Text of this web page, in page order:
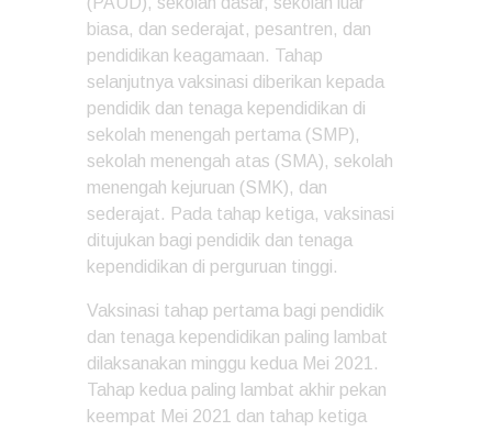
biasa, dan sederajat, pesantren, dan
pendidikan keagamaan. Tahap
selanjutnya vaksinasi diberikan kepada
pendidik dan tenaga kependidikan di
sekolah menengah pertama (SMP),
sekolah menengah atas (SMA), sekolah
menengah kejuruan (SMK), dan
sederajat. Pada tahap ketiga, vaksinasi
ditujukan bagi pendidik dan tenaga
kependidikan di perguruan tinggi.
Vaksinasi tahap pertama bagi pendidik
dan tenaga kependidikan paling lambat
dilaksanakan minggu kedua Mei 2021.
Tahap kedua paling lambat akhir pekan
keempat Mei 2021 dan tahap ketiga